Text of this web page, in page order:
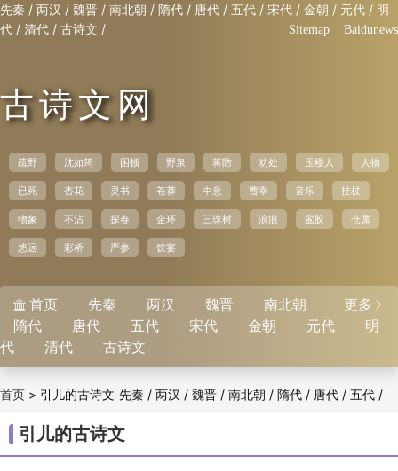
先秦 / 两汉 / 魏晋 / 南北朝 / 隋代 / 唐代 / 五代 / 宋代 / 金朝 / 元代 / 明
代 / 清代 / 古诗文 / Sitemap Baidunews
古诗文网
疏野 沈如筠 困顿 野泉 蒋防 劝处 玉楼人 人物
已死 杏花 灵书 苍莽 中意 曹宰 音乐 挂杖
物象 不沾 探春 金环 三珠树 浪痕 鸾胶 仓廪
悠远 彩桥 严参 饮宴
更多 
 首页 先秦 两汉 魏晋
南北朝
隋代
唐代 五代 宋代 金朝 元代
明
代
清代 古诗文
先秦 /两汉 /魏晋 /南北朝 /隋代 / 唐代 /五代 /
首页 > 引儿的古诗文
引儿的古诗文